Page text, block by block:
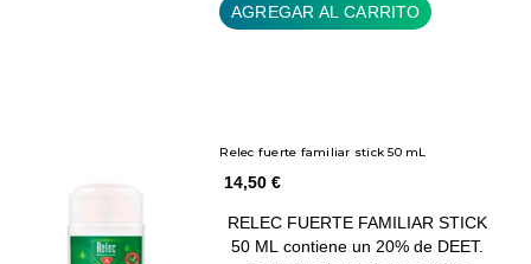
AGREGAR AL CARRITO
Relec fuerte familiar stick 50 mL
14,50 €
RELEC FUERTE FAMILIAR STICK
50 ML contiene un 20% de DEET.